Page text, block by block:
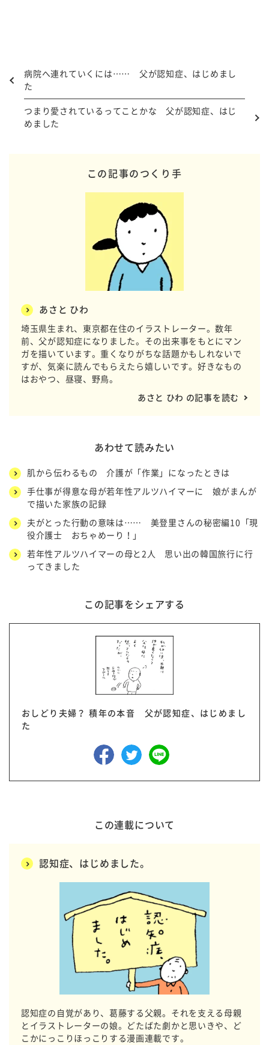
病院へ連れていくには…… 父が認知症、はじめまし
た
つまり愛されているってことかな 父が認知症、はじ
めました
この記事のつくり手
あさと ひわ
埼玉県生まれ、東京都在住のイラストレーター。数年
前、父が認知症になりました。その出来事をもとにマン
ガを描いています。重くなりがちな話題かもしれないで
すが、気楽に読んでもらえたら嬉しいです。好きなもの
はおやつ、昼寝、野鳥。
あさと ひわ の記事を読む
あわせて読みたい
肌から伝わるもの 介護が「作業」になったときは
手仕事が得意な母が若年性アルツハイマーに 娘がまんが
で描いた家族の記録
夫がとった行動の意味は…… 美登里さんの秘密編10「現
役介護士 おちゃめーり！」
若年性アルツハイマーの母と2人 思い出の韓国旅行に行
ってきました
この記事をシェアする
おしどり夫婦？ 積年の本音 父が認知症、はじめまし
た
この連載について
認知症、はじめました。
認知症の自覚があり、葛藤する父親。それを支える母親
とイラストレーターの娘。どたばた劇かと思いきや、ど
こかにっこりほっこりする漫画連載です。